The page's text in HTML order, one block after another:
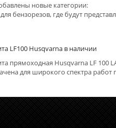
новые категории:
бензорезов, где будут
LF100 Husqvarna в наличии
прямоходная Husqvarna LF 100
для широкого спектра работ